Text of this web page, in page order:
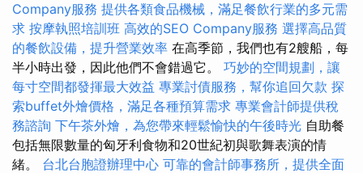
Company服務 提供各類食品機械，滿足餐飲行業的多元需
求 按摩執照培訓班 高效的SEO Company服務 選擇高品質
的餐飲設備，提升營業效率 在高季節，我們也有2艘船，每
半小時出發，因此他們不會錯過它。 巧妙的空間規劃，讓
每寸空間都發揮最大效益 專業討債服務，幫你追回欠款 探
索buffet外燴價格，滿足各種預算需求 專業會計師提供稅
務諮詢 下午茶外燴，為您帶來輕鬆愉快的午後時光 自助餐
包括無限數量的匈牙利食物和20世紀初與歌舞表演的情
緒。 台北台胞證辦理中心 可靠的會計師事務所，提供全面